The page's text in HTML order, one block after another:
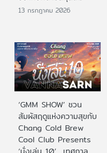
13 กรกฎาคม 2026
‘GMM SHOW’ ชวน
สัมผัสฤดูแห่งความสุขกับ
Chang Cold Brew
Cool Club Presents